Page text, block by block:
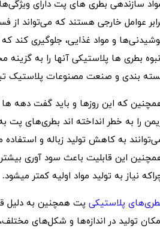
سازندهی بطری های پت دارای
عوامل خارجی هستند که می‌تواند از
و مواد غذایی، جلوگیری کند که
بطری ها پلاستیکی آنها را به
بندی و صنعت مصنوعات پلاستیک
که این روزها و باید گفت دهه
را به خطر انداخته اند بطری‌های پت
به کاهش تولید زباله و
این قابلیت باعث سود آوری بیشتر
نیاز به تولید مواد اولیه کمتر میشود.
پلاستیکی پت همچنین به دلیل
تولید در اندازه‌ها و شکل‌های